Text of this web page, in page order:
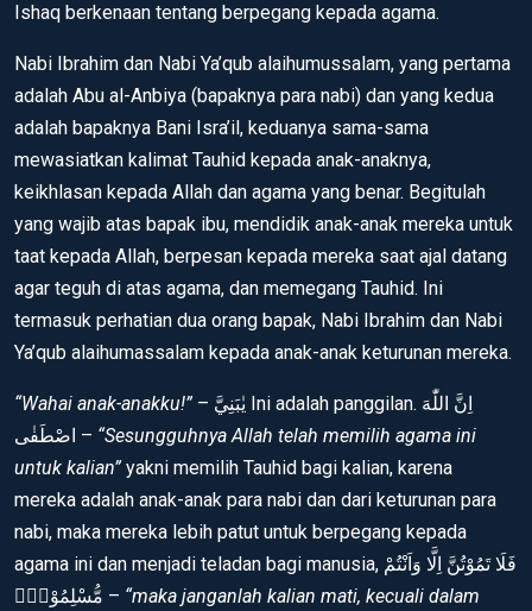
Ishaq berkenaan tentang berpegang kepada agama.
Nabi Ibrahim dan Nabi Ya’qub alaihumussalam, yang pertama
adalah Abu al-Anbiya (bapaknya para nabi) dan yang kedua
adalah bapaknya Bani Isra’il, keduanya sama-sama
mewasiatkan kalimat Tauhid kepada anak-anaknya,
keikhlasan kepada Allah dan agama yang benar. Begitulah
yang wajib atas bapak ibu, mendidik anak-anak mereka untuk
taat kepada Allah, berpesan kepada mereka saat ajal datang
agar teguh di atas agama, dan memegang Tauhid. Ini
termasuk perhatian dua orang bapak, Nabi Ibrahim dan Nabi
Ya’qub alaihumassalam kepada anak-anak keturunan mereka.
“Wahai anak-anakku!” – يٰبَنِيَّ Ini adalah panggilan. اِنَّ اللّٰهَ
اصْطَفٰى – “Sesungguhnya Allah telah memilih agama ini
untuk kalian” yakni memilih Tauhid bagi kalian, karena
mereka adalah anak-anak para nabi dan dari keturunan para
nabi, maka mereka lebih patut untuk berpegang kepada
agama ini dan menjadi teladan bagi manusia, فَلَا تَمُوْتُنَّ اِلَّا وَاَنْتُمْ
مُّسْلِمُوْنَۗ – “maka janganlah kalian mati, kecuali dalam